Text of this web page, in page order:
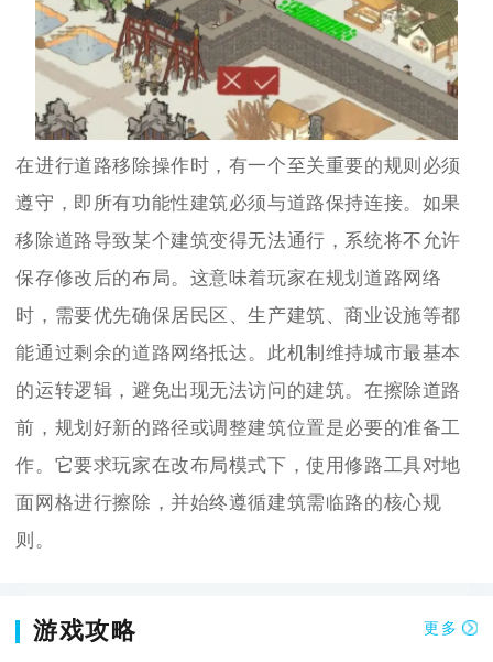
在进行道路移除操作时，有一个至关重要的规则必须
遵守，即所有功能性建筑必须与道路保持连接。如果
移除道路导致某个建筑变得无法通行，系统将不允许
保存修改后的布局。这意味着玩家在规划道路网络
时，需要优先确保居民区、生产建筑、商业设施等都
能通过剩余的道路网络抵达。此机制维持城市最基本
的运转逻辑，避免出现无法访问的建筑。在擦除道路
前，规划好新的路径或调整建筑位置是必要的准备工
作。它要求玩家在改布局模式下，使用修路工具对地
面网格进行擦除，并始终遵循建筑需临路的核心规
则。
游戏攻略 更多